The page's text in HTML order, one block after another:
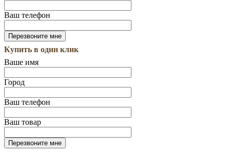
Ваш телефон
Купить в один клик
Ваше имя
Город
Ваш телефон
Ваш товар